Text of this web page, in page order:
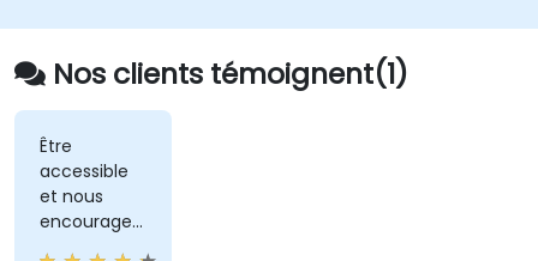
Nos clients témoignent(1)
Être
accessible
et nous
encourager
à interagir